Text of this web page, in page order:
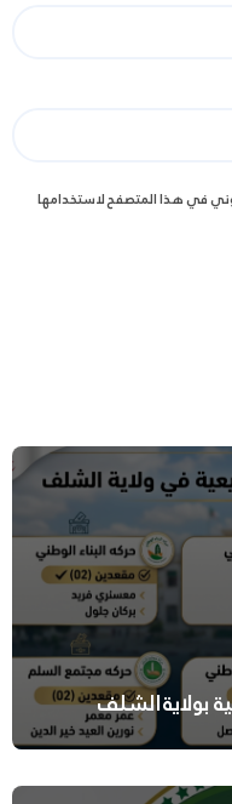
في هذا المتصفح لاستخدامها
بولاية الشلف